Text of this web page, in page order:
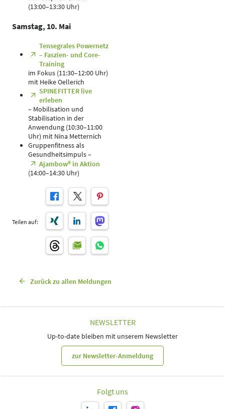
(13:00–13:30 Uhr)
Samstag, 10. Mai
Tensegrales Powernetz
– Faszien- und Core-
Training
im Fokus (11:30–12:00 Uhr)
mit Heike Oellerich
SPINEFITTER live
erleben
– Mobilisation und
Stabilisation in der
Anwendung (10:30–11:00
Uhr) mit Nina Metternich
Gruppenfitness als
Gesundheitsimpuls –
Ajambow® in Aktion
(14:00–14:30 Uhr)
Teilen auf:
Zurück zu allen Meldungen
NEWSLETTER
Up-to-date bleiben mit unserem Newsletter
zur Newsletter-Anmeldung
Folgt uns